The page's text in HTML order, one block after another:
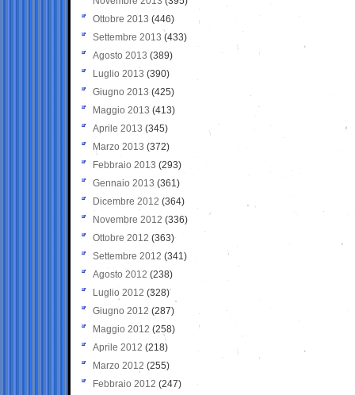
Ottobre 2013 (446)
Settembre 2013 (433)
Agosto 2013 (389)
Luglio 2013 (390)
Giugno 2013 (425)
Maggio 2013 (413)
Aprile 2013 (345)
Marzo 2013 (372)
Febbraio 2013 (293)
Gennaio 2013 (361)
Dicembre 2012 (364)
Novembre 2012 (336)
Ottobre 2012 (363)
Settembre 2012 (341)
Agosto 2012 (238)
Luglio 2012 (328)
Giugno 2012 (287)
Maggio 2012 (258)
Aprile 2012 (218)
Marzo 2012 (255)
Febbraio 2012 (247)